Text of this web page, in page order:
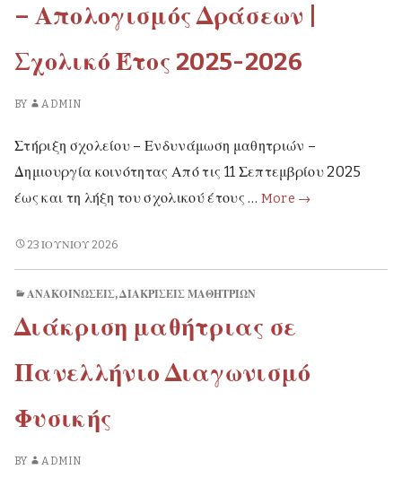
– Απολογισμός Δράσεων |
Σχολικό Έτος 2025-2026
BY ADMIN
Στήριξη σχολείου – Ενδυνάμωση μαθητριών –
Δημιουργία κοινότητας Από τις 11 Σεπτεμβρίου 2025
έως και τη λήξη του σχολικού έτους … More
Σύλλογος
Σχολικό
→
ΣΎΛΛΟΓΟΣ
–
ΑΠΟΛΟΓΙΣΜΌΣ
ΔΡΆΣΕΩΝ
|
ΈΤΟΣ
2026
23 ΙΟΥΝΊΟΥ 2026
ΑΝΑΚΟΙΝΏΣΕΙΣ,ΔΙΑΚΡΊΣΕΙΣ ΜΑΘΗΤΡΙΏΝ
Διάκριση μαθήτριας σε
Πανελλήνιο Διαγωνισμό
Φυσικής
BY ADMIN